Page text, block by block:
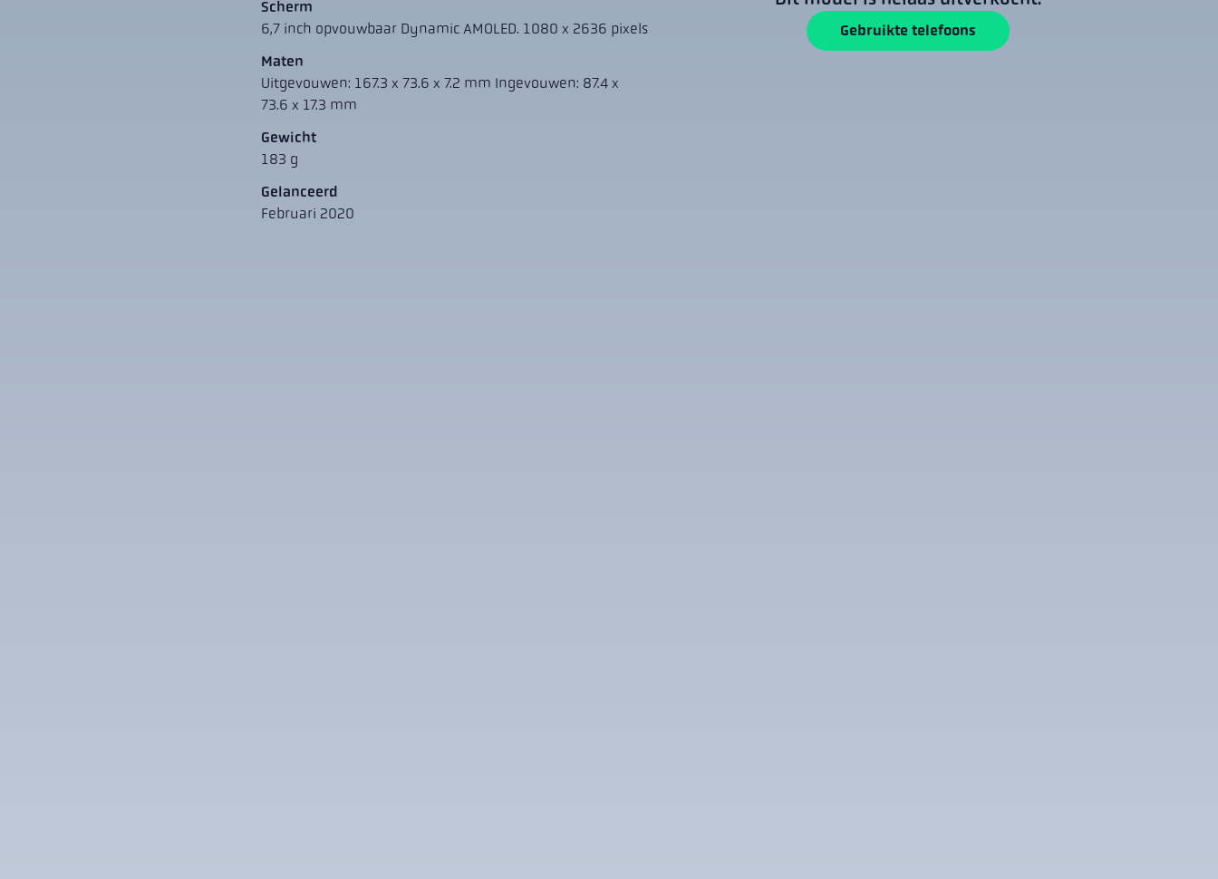
Scherm
6,7 inch opvouwbaar Dynamic AMOLED. 1080 x 2636 pixels
Maten
Uitgevouwen: 167.3 x 73.6 x 7.2 mm Ingevouwen: 87.4 x
73.6 x 17.3 mm
Gewicht
183 g
Gelanceerd
Februari 2020
Gebruikte telefoons